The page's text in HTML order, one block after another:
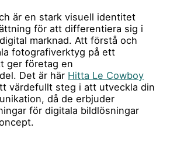
är en stark visuell identitet
för att differentiera sig i
marknad. Att förstå och
fotografiverktyg på ett
ger företag en
Det är här Hitta Le Cowboy
värdefullt steg i att utveckla din
då de erbjuder
för digitala bildlösningar